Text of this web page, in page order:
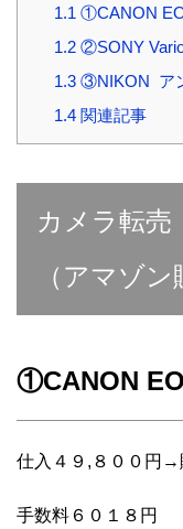
1.1 ①CANON
1.2②SONY
1.3③NIKON ア
1.4関連記事
カメラ転
（アマゾン
①CANON
仕入４９,８００円
手数料６０１８円